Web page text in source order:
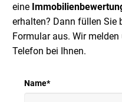
eine
erhalten? Dann füllen Sie
Formular aus. Wir
Telefon bei Ihnen.
Name*